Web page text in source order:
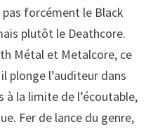
forcément le Black
plutôt le Deathcore.
Métal et Metalcore, ce
plonge l’auditeur dans
à la limite de l’écoutable,
Fer de lance du genre,